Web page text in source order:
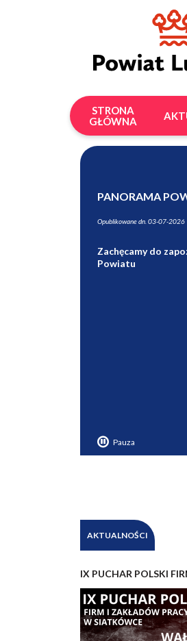
STRONA
GŁÓWNA
PANORAMA
Opublikowane dn. 03-07-2026
Zachęcamy do
Powiatu
Pauza
AKTUALNOŚCI
IX PUCHAR POLSKI